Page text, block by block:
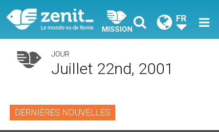
MISSION
FR
JOUR
Juillet 22nd, 2001
DERNIÈRES NOUVELLES